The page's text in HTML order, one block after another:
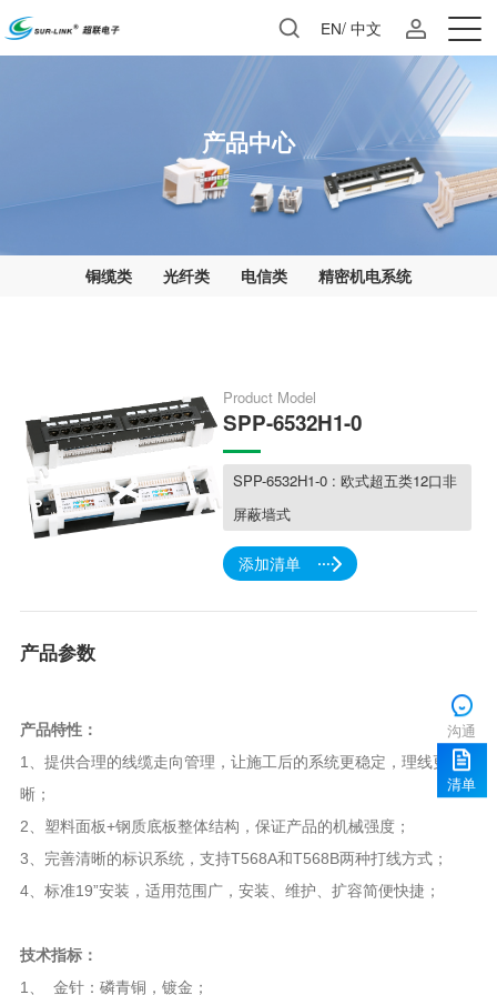
EN/中文
产品中心
铜缆类 光纤类 电信类 精密机电系统
Product Model
SPP-6532H1-0
屏蔽墙式
添加清单
产品参数
产品特性：
1
晰；
2、塑料面板+钢质底板整体结构，保证产品的机械强度；
3、完善清晰的标识系统，支持T568A和T568B两种打线方式；
4、标准19”安装，适用范围广，安装、维护、扩容简便快捷；
技术指标：
1
、 金针：磷青铜，镀金；
沟通
清单